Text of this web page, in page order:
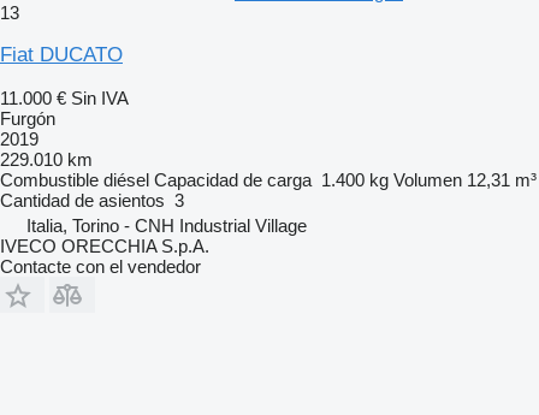
13
Fiat DUCATO
11.000 € Sin IVA
Furgón
2019
229.010 km
Combustible diésel Capacidad de carga 1.400 kg Volumen 12,31 m³
Cantidad de asientos 3
Italia, Torino - CNH Industrial Village
IVECO ORECCHIA S.p.A.
Contacte con el vendedor